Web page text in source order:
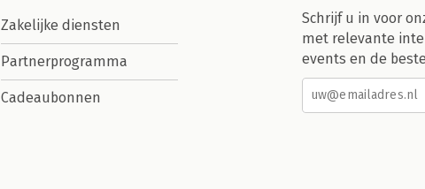
Zakelijke diensten
Partnerprogramma
Cadeaubonnen
Schrijf u in voor
met relevante
events en de